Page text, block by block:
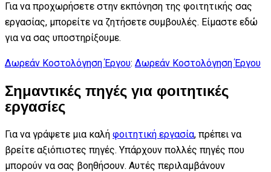
Για να προχωρήσετε στην εκπόνηση της φοιτητικής σας
εργασίας, μπορείτε να ζητήσετε συμβουλές. Είμαστε εδώ
για να σας υποστηρίξουμε.
Δωρεάν Κοστολόγηση Έργου: Δωρεάν Κοστολόγηση Έργου
Σημαντικές πηγές για φοιτητικές
εργασίες
Για να γράψετε μια καλή φοιτητική εργασία, πρέπει να
βρείτε αξιόπιστες πηγές. Υπάρχουν πολλές πηγές που
μπορούν να σας βοηθήσουν. Αυτές περιλαμβάνουν